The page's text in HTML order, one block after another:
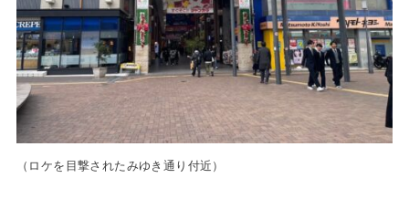
（ロケを目撃されたみゆき通り付近）